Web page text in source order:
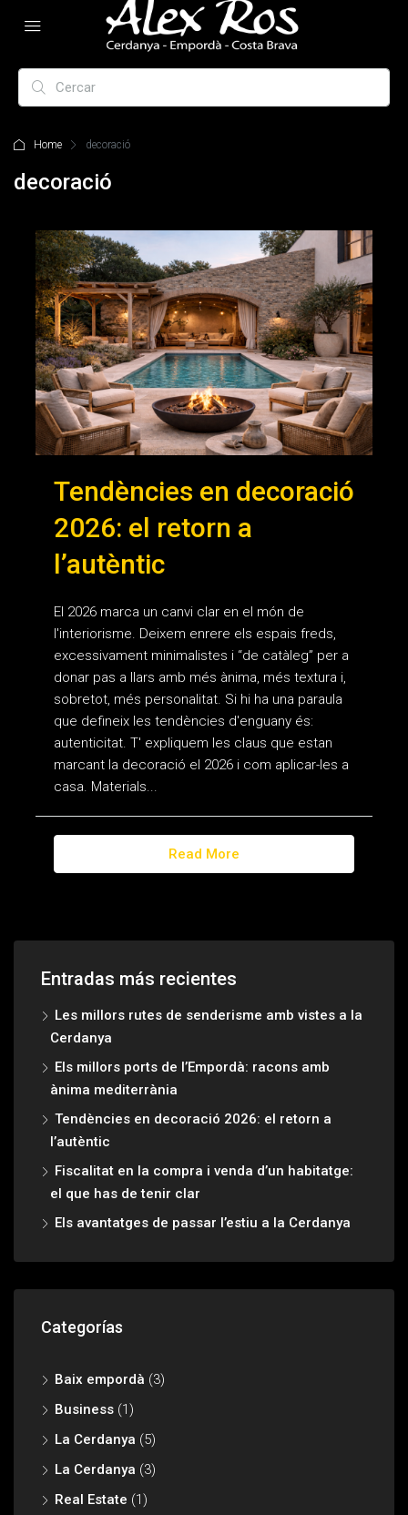
Home decoració
decoració
Tendències en decoració
2026: el retorn a
l’autèntic
El 2026 marca un canvi clar en el món de
l'interiorisme. Deixem enrere els espais freds,
excessivament minimalistes i “de catàleg” per a
donar pas a llars amb més ànima, més textura i,
sobretot, més personalitat. Si hi ha una paraula
que defineix les tendències d'enguany és:
autenticitat. T' expliquem les claus que estan
marcant la decoració el 2026 i com aplicar-les a
casa. Materials...
Read More
Entradas más recientes
Les millors rutes de senderisme amb vistes a la
Cerdanya
Els millors ports de l’Empordà: racons amb
ànima mediterrània
Tendències en decoració 2026: el retorn a
l’autèntic
Fiscalitat en la compra i venda d’un habitatge:
el que has de tenir clar
Els avantatges de passar l’estiu a la Cerdanya
Categorías
Baix empordà (3)
Business (1)
La Cerdanya (5)
La Cerdanya (3)
Real Estate (1)